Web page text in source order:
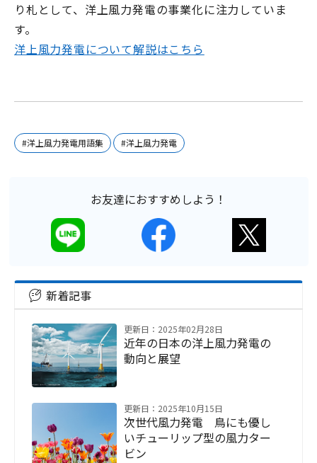
り札として、洋上風力発電の事業化に注力していま
す。
洋上風力発電について解説はこちら
#洋上風力発電用語集 #洋上風力発電
お友達におすすめしよう！
新着記事
更新日：2025年02月28日
近年の日本の洋上風力発電の
動向と展望
更新日：2025年10月15日
次世代風力発電 鳥にも優し
いチューリップ型の風力ター
ビン